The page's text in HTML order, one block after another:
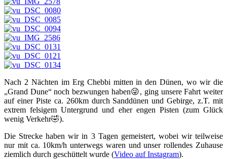
Nach 2 Nächten im Erg Chebbi mitten in den Dünen, wo wir die
„Grand Dune“ noch bezwungen haben😜, ging unsere Fahrt weiter
auf einer Piste ca. 260km durch Sanddünen und Gebirge, z.T. mit
extrem felsigem Untergrund und eher engen Pisten (zum Glück
wenig Verkehr🤣).
Die Strecke haben wir in 3 Tagen gemeistert, wobei wir teilweise
nur mit ca. 10km/h unterwegs waren und unser rollendes Zuhause
ziemlich durch geschüttelt wurde (Video auf Instagram).